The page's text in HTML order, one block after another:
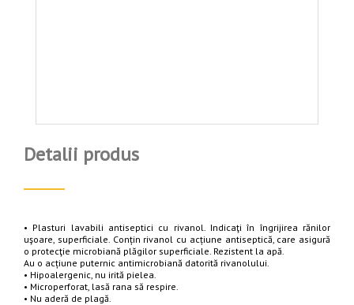
Detalii produs
• Plasturi lavabili antiseptici cu rivanol. Indicaţi în îngrijirea rănilor
uşoare, superficiale. Conțin rivanol cu acțiune antiseptică, care asigură
o protecţie microbiană plăgilor superficiale. Rezistent la apă.
Au o acțiune puternic antimicrobiană datorită rivanolului.
• Hipoalergenic, nu irită pielea.
• Microperforat, lasă rana să respire.
• Nu aderă de plagă.